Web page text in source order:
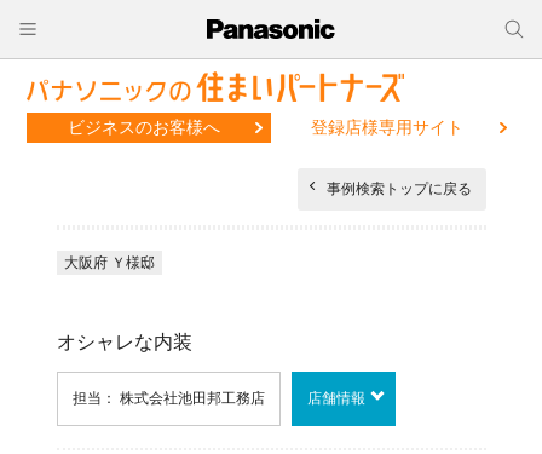
ビジネスのお客様へ 登録店様専用サイト
事例検索トップに戻る
大阪府 Ｙ様邸
オシャレな内装
担当： 株式会社池田邦工務店 店舗情報